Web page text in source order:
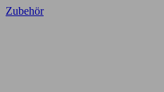
Zubehör